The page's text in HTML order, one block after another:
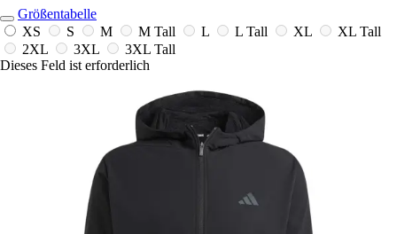
Größentabelle
XS
S M M Tall L L Tall XL
XL Tall
2XL
3XL
3XL Tall
Dieses Feld ist erforderlich